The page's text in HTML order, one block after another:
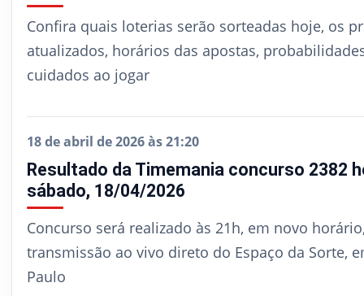
Confira quais loterias serão sorteadas hoje, os
atualizados, horários das apostas,
cuidados ao jogar
18 de abril de 2026 às 21:20
Resultado da Timemania concurso 2382
sábado, 18/04/2026
Concurso será realizado às 21h, em novo
transmissão ao vivo direto do Espaço da Sorte,
Paulo